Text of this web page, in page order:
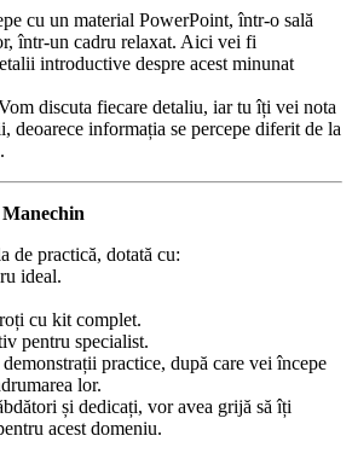
cu un material PowerPoint, într-o sală
într-un cadru relaxat. Aici vei fi
introductive despre acest minunat
discuta fiecare detaliu, iar tu îți vei nota
deoarece informația se percepe diferit de la
de practică, dotată cu:
ideal.
cu kit complet.
pentru specialist.
practice, după care vei începe
lor.
și dedicați, vor avea grijă să îți
acest domeniu.